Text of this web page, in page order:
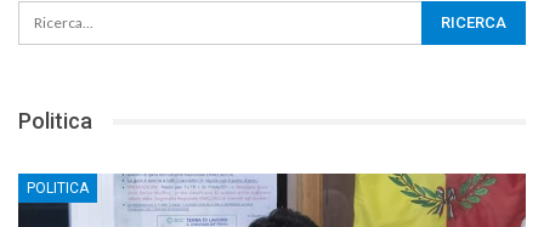
Politica
POLITICA